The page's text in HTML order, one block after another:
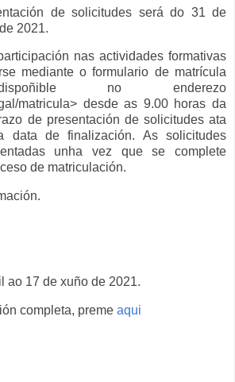
de solicitudes será do 31 de
2021.
nas actividades formativas
mediante o formulario de matrícula
no enderezo
matricula> desde as 9.00 horas da
de presentación de solicitudes ata
data de finalización. As solicitudes
unha vez que se complete
de matriculación.
ao 17 de xuño de 2021.
completa, preme aqui